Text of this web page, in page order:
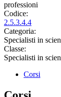
professioni
Codice:
2.5.3.4.4
Categoria:
Specialisti in
Classe:
Specialisti in
Corsi